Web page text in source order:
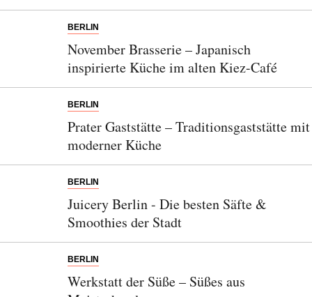
BERLIN
November Brasserie – Japanisch
inspirierte Küche im alten Kiez-Café
BERLIN
Prater Gaststätte – Traditionsgaststätte mit
moderner Küche
BERLIN
Juicery Berlin - Die besten Säfte &
Smoothies der Stadt
BERLIN
Werkstatt der Süße – Süßes aus